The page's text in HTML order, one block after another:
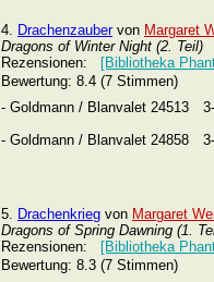
4. Drachenzaubervon Margaret
Dragons of Winter Night (2. Teil)
Rezensionen:
[Bibliotheka
Bewertung: 8.4 (7 Stimmen)
- Goldmann / Blanvalet 24513
- Goldmann / Blanvalet 24858
5. Drachenkrieg von Margaret
Dragons of Spring Dawning (1.
Rezensionen:
[Bibliotheka
Bewertung: 8.3 (7 Stimmen)